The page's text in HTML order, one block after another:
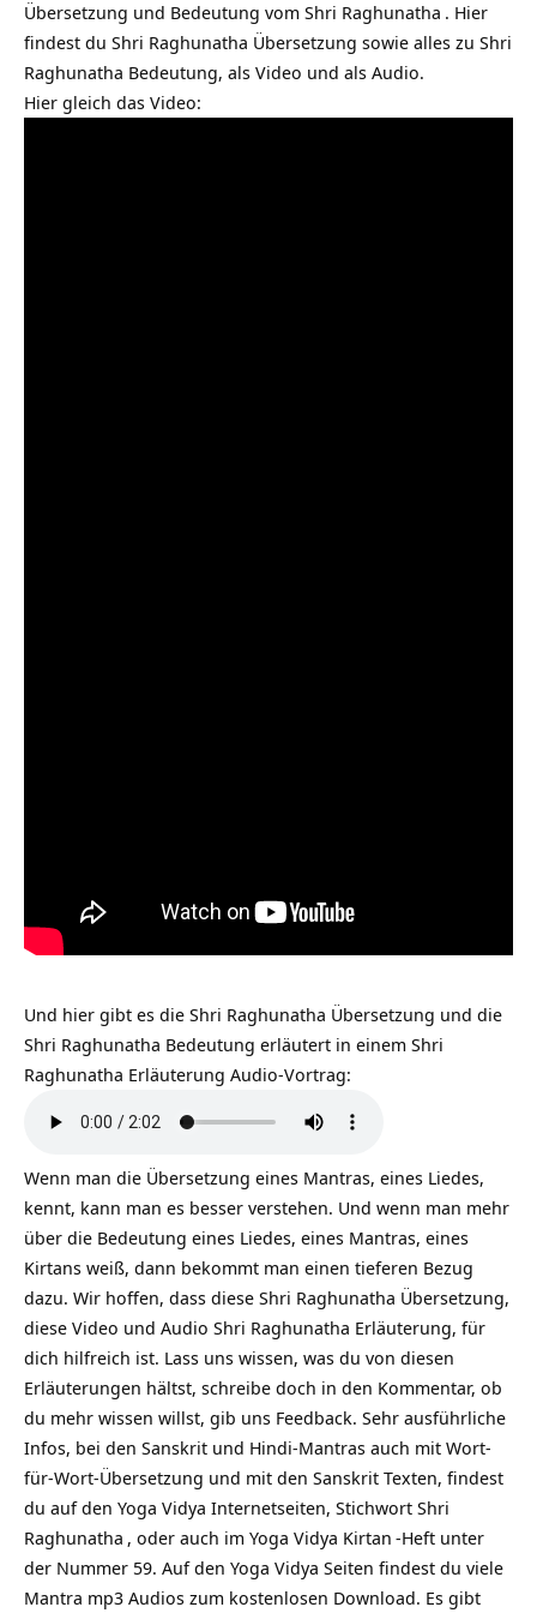
Übersetzung und Bedeutung vom Shri Raghunatha . Hier
findest du Shri Raghunatha Übersetzung sowie alles zu Shri
Raghunatha Bedeutung, als Video und als Audio.
Hier gleich das Video:
Und hier gibt es die Shri Raghunatha Übersetzung und die
Shri Raghunatha Bedeutung erläutert in einem Shri
Raghunatha Erläuterung Audio-Vortrag:
Wenn man die Übersetzung eines Mantras, eines Liedes,
kennt, kann man es besser verstehen. Und wenn man mehr
über die Bedeutung eines Liedes, eines Mantras, eines
Kirtans weiß, dann bekommt man einen tieferen Bezug
dazu. Wir hoffen, dass diese Shri Raghunatha Übersetzung,
diese Video und Audio Shri Raghunatha Erläuterung, für
dich hilfreich ist. Lass uns wissen, was du von diesen
Erläuterungen hältst, schreibe doch in den Kommentar, ob
du mehr wissen willst, gib uns Feedback. Sehr ausführliche
Infos, bei den Sanskrit und Hindi-Mantras auch mit Wort-
für-Wort-Übersetzung und mit den Sanskrit Texten, findest
du auf den Yoga Vidya Internetseiten, Stichwort Shri
Raghunatha , oder auch im Yoga Vidya Kirtan -Heft unter
der Nummer 59. Auf den Yoga Vidya Seiten findest du viele
Mantra mp3 Audios zum kostenlosen Download. Es gibt